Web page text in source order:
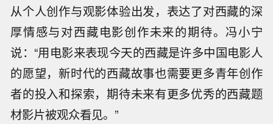
从个人创作与观影体验出发，表达了对西藏的深
厚情感与对西藏电影创作未来的期待。冯小宁
说：“用电影来表现今天的西藏是许多中国电影人
的愿望，新时代的西藏故事也需要更多青年创作
者的投入和探索，期待未来有更多优秀的西藏题
材影片被观众看见。”